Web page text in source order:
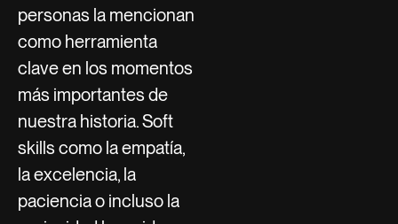
personas la mencionan
como herramienta
clave en los momentos
más importantes de
nuestra historia. Soft
skills como la empatía,
la excelencia, la
paciencia o incluso la